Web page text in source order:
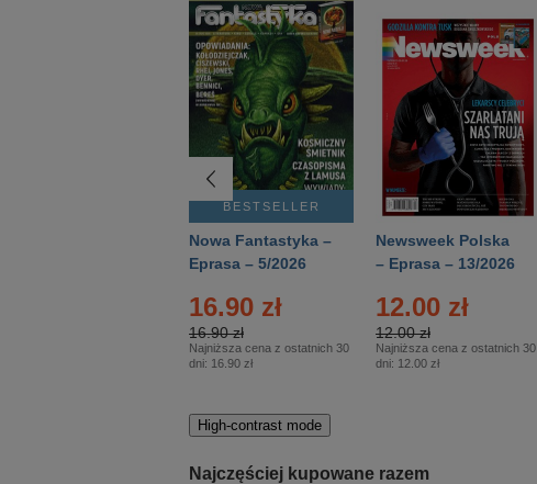
BESTSELLER
Nowa Fantastyka –
Eprasa – 5/2026
16.90 zł
16.90 zł
Najniższa cena z ostatnich 30
dni: 16.90 zł
Newsweek Polska
– Eprasa – 13/2026
12.00 zł
12.00 zł
Najniższa cena z ostatnich 30
dni: 12.00 zł
High-contrast mode
Najczęściej kupowane razem